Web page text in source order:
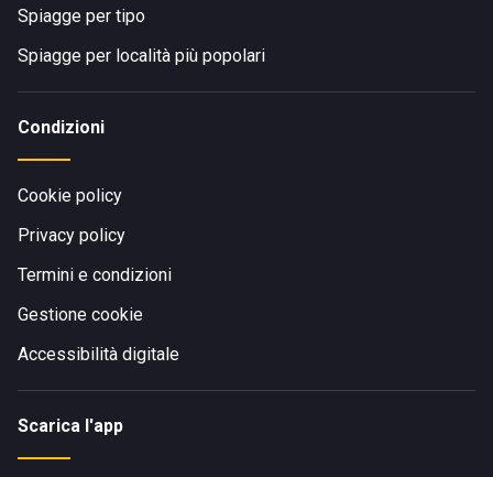
Spiagge per tipo
Spiagge per località più popolari
Condizioni
Cookie policy
Privacy policy
Termini e condizioni
Gestione cookie
Accessibilità digitale
Scarica l'app